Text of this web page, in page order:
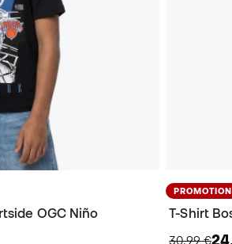
OGC Niño
PROMOTION
T-Shirt
30,99 €